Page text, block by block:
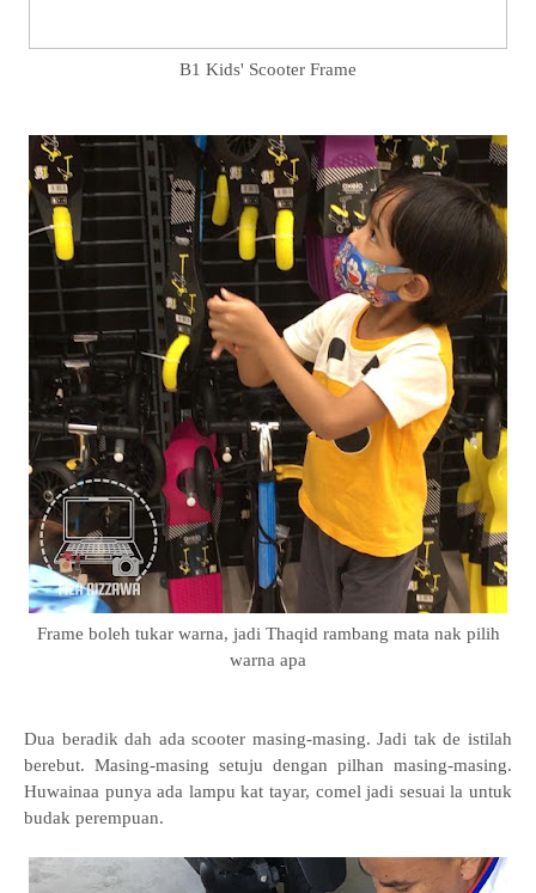
B1 Kids' Scooter Frame
Frame boleh tukar warna, jadi Thaqid rambang mata nak pilih
warna apa
Dua beradik dah ada scooter masing-masing. Jadi tak de istilah
berebut. Masing-masing setuju dengan pilhan masing-masing.
Huwainaa punya ada lampu kat tayar, comel jadi sesuai la untuk
budak perempuan.